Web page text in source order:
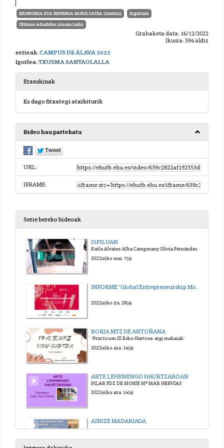
EKONOMIA ETA ENPRESA FAKULTATEA (Gasteiz) Inguruan
Últimos Añadidos (Anunciado)
Grabaketa data: 16/12/2022
Ikusia: 594 aldiz
serieak:CAMPUS DE ÁLAVA 2022
Igorlea:TXUSMA SANTAOLALLA
Eranskinak
Ez dago fitxategi atxikiturik
Bideo hau partekatu
URL:
IFRAME:
Serie bereko bideoak
ISPILUAN
Karla Alvarez Alba Campmany Olivia Fernández
2022(e)ko mai. 7(a)
2022(e)ko ira. 28(a)
BORJA MTZ DE ANTOÑANA
"Practicum III Esku-Hartzea: argi mahaiak"
2022(e)ko aza. 14(a)
ARTE LEHENENGO HAURTZAROAN
PILAR FDZ DE MONJE Mª MAR HERVÍAS
2022(e)ko aza. 14(a)
AINIZE MADARIAGA